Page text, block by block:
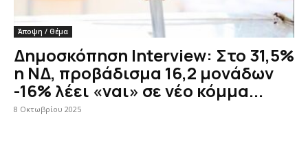
Άποψη / Θέμα
Δημοσκόπηση Interview: Στο 31,5%
η ΝΔ, προβάδισμα 16,2 μονάδων
-16% λέει «ναι» σε νέο κόμμα...
8 Οκτωβρίου 2025